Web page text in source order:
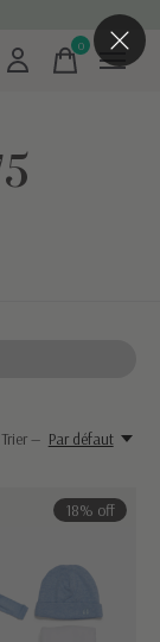
0items
Trier — Par défaut
18% off